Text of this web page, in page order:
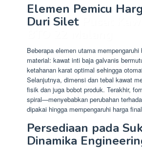
Elemen Pemicu
Duri Silet
Beberapa elemen utama
material: kawat inti baja galvanis
ketahanan karat optimal sehingga
Selanjutnya, dimensi dan tebal kawat
fisik dan juga bobot produk. Terakhir,
spiral—menyebabkan perubahan
dipakai hingga mempengaruhi harga
Persediaan pada
Dinamika